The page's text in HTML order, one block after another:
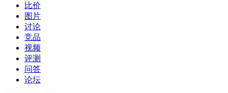
比价
图片
讨论
竞品
视频
评测
问答
论坛